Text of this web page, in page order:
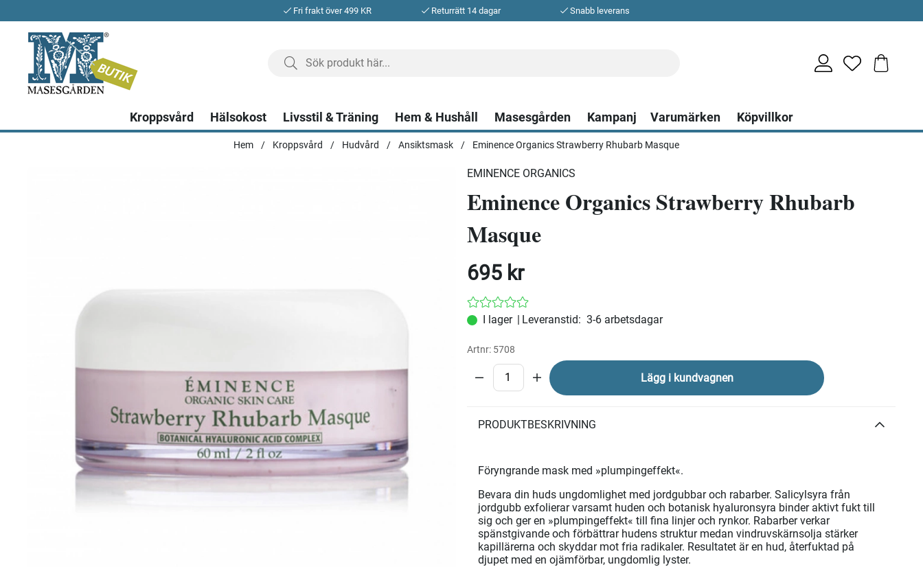
Fri frakt över 499 KR Returrätt 14 dagar Snabb leverans
Kroppsvård Hälsokost Livsstil & Träning Hem & Hushåll Masesgården Kampanj Varumärken Köpvillkor
Hem Kroppsvård Hudvård Ansiktsmask Eminence Organics Strawberry Rhubarb Masque
EMINENCE ORGANICS
Eminence Organics Strawberry Rhubarb
Masque
695 kr
| Leveranstid: 3-6 arbetsdagar
Artnr: 5708
Lägg i kundvagnen
PRODUKTBESKRIVNING
Föryngrande mask med »plumpingeffekt«.
Bevara din huds ungdomlighet med jordgubbar och rabarber. Salicylsyra från
jordgubb exfolierar varsamt huden och botanisk hyaluronsyra binder aktivt fukt till
sig och ger en »plumpingeffekt« till fina linjer och rynkor. Rabarber verkar
spänstgivande och förbättrar hudens struktur medan vindruvskärnsolja stärker
kapillärerna och skyddar mot fria radikaler. Resultatet är en hud, återfuktad på
djupet med en ojämförbar, ungdomlig lyster.